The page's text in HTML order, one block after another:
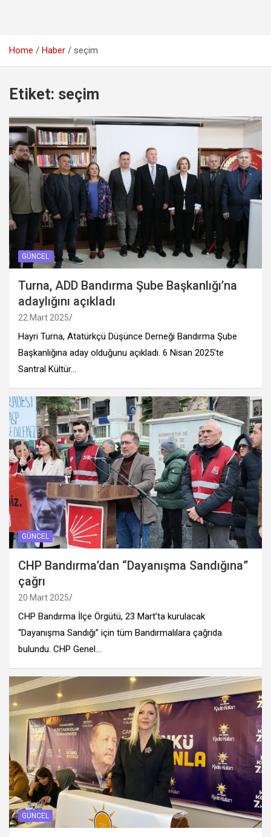
Home Haber seçim
Etiket: seçim
GÜNCEL
Turna, ADD Bandırma Şube Başkanlığı’na
adaylığını açıkladı
22 Mart 2025
Hayri Turna, Atatürkçü Düşünce Derneği Bandırma Şube
Başkanlığına aday olduğunu açıkladı. 6 Nisan 2025’te
Santral Kültür…
GÜNCEL
CHP Bandırma’dan “Dayanışma Sandığına”
çağrı
20 Mart 2025
CHP Bandırma İlçe Örgütü, 23 Mart’ta kurulacak
“Dayanışma Sandığı” için tüm Bandırmalılara çağrıda
bulundu. CHP Genel…
GÜNCEL